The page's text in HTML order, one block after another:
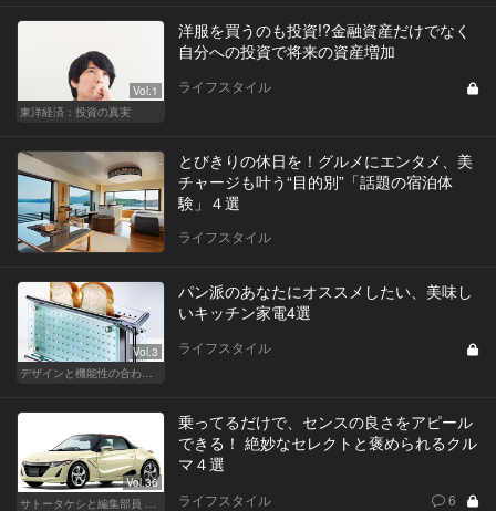
Vol.1
東洋経済：投資の真実
洋服を買うのも投資!?金融資産だけでなく
自分への投資で将来の資産増加
ライフスタイル
とびきりの休日を！グルメにエンタメ、美
チャージも叶う“目的別”「話題の宿泊体
験」４選
ライフスタイル
Vol.3
パン派のあなたにオススメしたい、美味し
いキッチン家電4選
ライフスタイル
Vol.36
乗ってるだけで、センスの良さをアピール
できる！ 絶妙なセレクトと褒められるクル
マ４選
ライフスタイル 6